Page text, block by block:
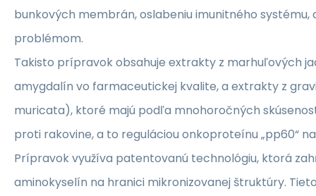
bunkových membrán, oslabeniu imunitného systému,
problémom.
Takisto prípravok obsahuje extrakty z marhuľových
amygdalín vo farmaceutickej kvalite, a extrakty z
muricata), ktoré majú podľa mnohoročných
proti rakovine, a to reguláciou onkoproteínu „pp60“
Prípravok využíva patentovanú technológiu, ktorá
aminokyselín na hranici mikronizovanej štruktúry.